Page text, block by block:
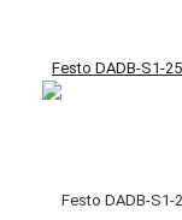
Festo DADB-S1-